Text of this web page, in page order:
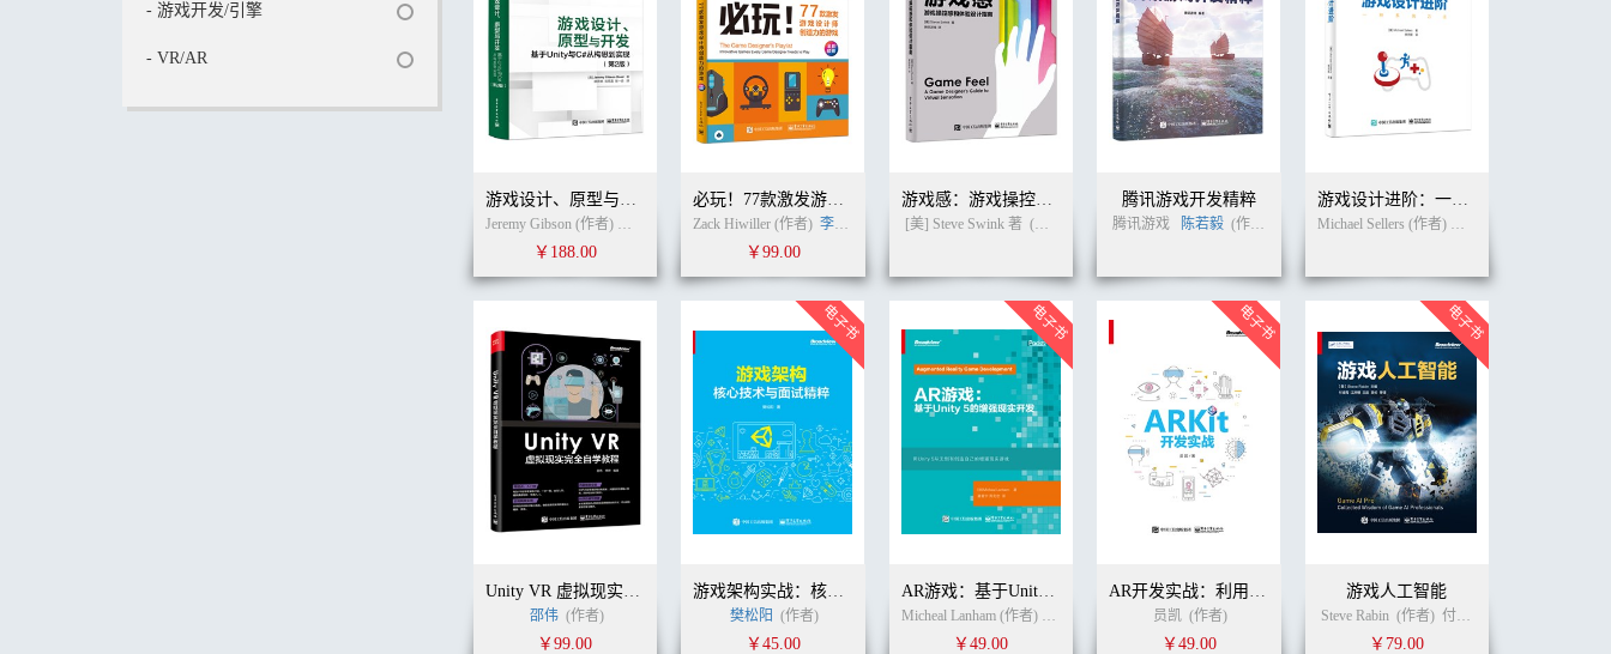
- 游戏开发/引擎
- VR/AR
游戏设计、原型与开发：基于Unity与C#从构思到实现（第2版）
Jeremy Gibson (作者)
姚待艳 刘思嘉 张一淼 (译者)
￥188.00
必玩！77款激发游戏设计师创造力的游戏（全彩）
Zack Hiwiller (作者) 李天颀 (译者)
￥99.00
游戏感：游戏操控感和体验设计指南
[美] Steve Swink 著 (作者) 腾讯游戏 译 (译者)
腾讯游戏开发精粹
腾讯游戏 陈若毅 (作者)
游戏设计进阶：一种系统方法
Michael Sellers (作者)
李天颀
Unity VR 虚拟现实完全自学教程
邵伟 (作者)
￥99.00
游戏架构实战：核心技术与面试精粹
樊松阳 (作者)
￥45.00
AR游戏：基于Unity 5的增强现实开发
Micheal Lanham (作者)
龚震宇 (译者)
￥49.00
AR开发实战：利用ARkit+Unity 3D开发Pokemon GO
员凯 (作者)
￥49.00
游戏人工智能
Steve Rabin (作者) 付凌霄
￥79.00